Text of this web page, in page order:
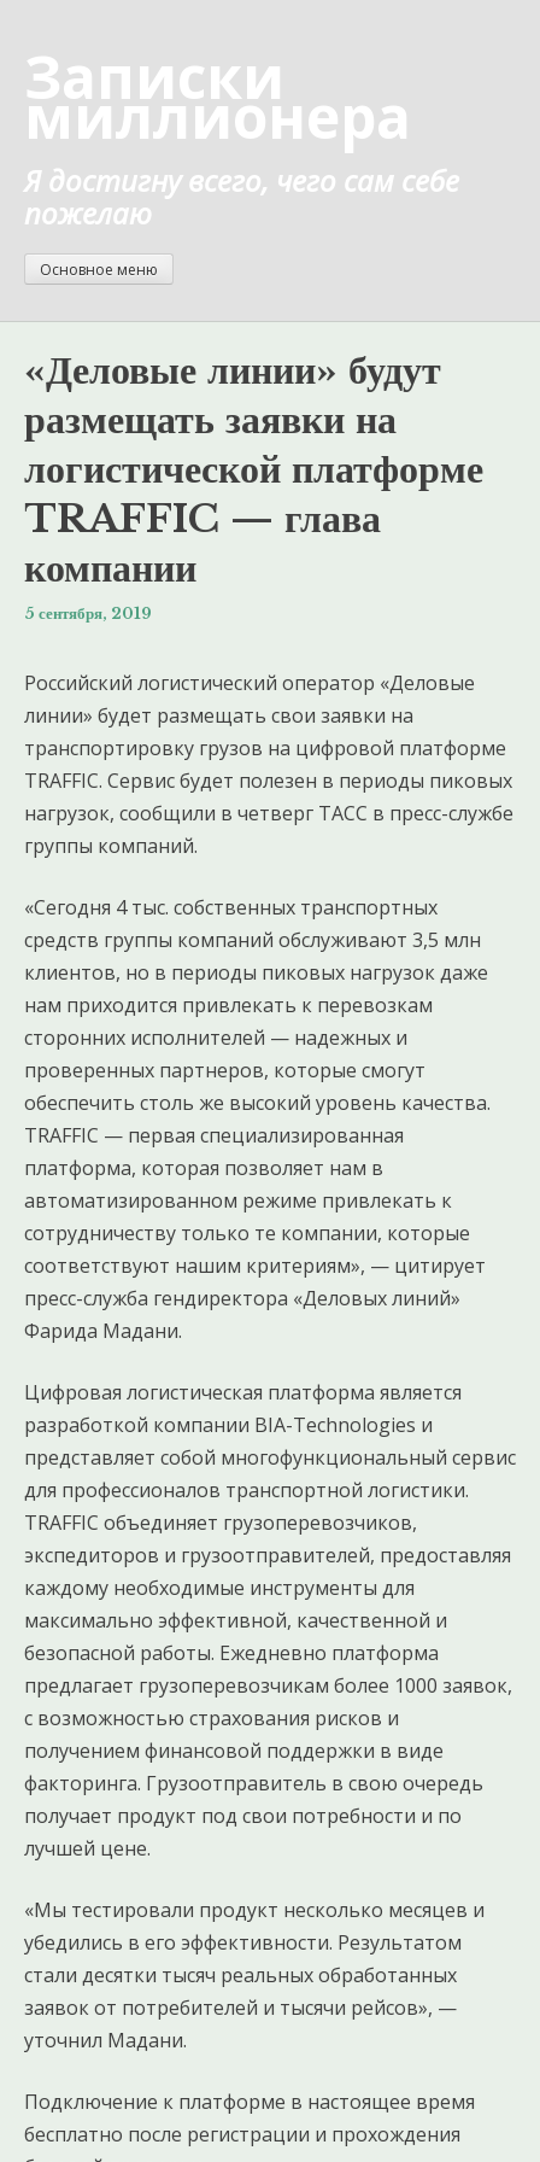
содержанию
Записки
миллионера
Я достигну всего, чего сам себе
пожелаю
Основное меню
«Деловые линии» будут
размещать заявки на
логистической платформе
TRAFFIC — глава
компании
5 сентября, 2019
Российский логистический оператор «Деловые
линии» будет размещать свои заявки на
транспортировку грузов на цифровой платформе
TRAFFIC. Сервис будет полезен в периоды пиковых
нагрузок, сообщили в четверг ТАСС в пресс-службе
группы компаний.
«Сегодня 4 тыс. собственных транспортных
средств группы компаний обслуживают 3,5 млн
клиентов, но в периоды пиковых нагрузок даже
нам приходится привлекать к перевозкам
сторонних исполнителей — надежных и
проверенных партнеров, которые смогут
обеспечить столь же высокий уровень качества.
TRAFFIC — первая специализированная
платформа, которая позволяет нам в
автоматизированном режиме привлекать к
сотрудничеству только те компании, которые
соответствуют нашим критериям», — цитирует
пресс-служба гендиректора «Деловых линий»
Фарида Мадани.
Цифровая логистическая платформа является
разработкой компании BIA-Technologies и
представляет собой многофункциональный сервис
для профессионалов транспортной логистики.
TRAFFIC объединяет грузоперевозчиков,
экспедиторов и грузоотправителей, предоставляя
каждому необходимые инструменты для
максимально эффективной, качественной и
безопасной работы. Ежедневно платформа
предлагает грузоперевозчикам более 1000 заявок,
с возможностью страхования рисков и
получением финансовой поддержки в виде
факторинга. Грузоотправитель в свою очередь
получает продукт под свои потребности и по
лучшей цене.
«Мы тестировали продукт несколько месяцев и
убедились в его эффективности. Результатом
стали десятки тысяч реальных обработанных
заявок от потребителей и тысячи рейсов», —
уточнил Мадани.
Подключение к платформе в настоящее время
бесплатно после регистрации и прохождения